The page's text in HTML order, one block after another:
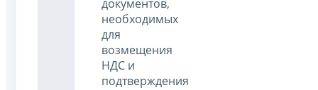
документов,
необходимых
для
возмещения
НДС и
подтверждения